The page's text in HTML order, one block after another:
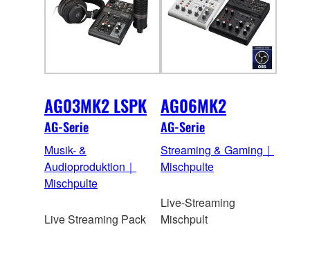
AG03MK2 LSPK
AG-Serie
Musik- &
Audioproduktion｜
Mischpulte
Live Streaming Pack
AG06MK2
AG-Serie
Streaming & Gaming｜
Mischpulte
Live-Streaming
Mischpult